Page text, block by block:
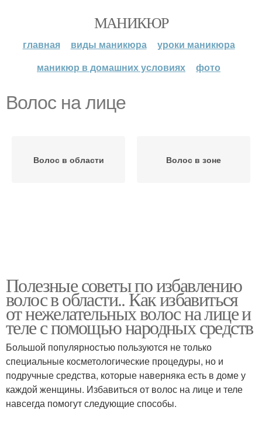
МАНИКЮР
главная виды маникюра
уроки маникюра
маникюр в домашних условиях
фото
Волос на лице
Волос в области Волос в зоне
Полезные советы по избавлению
волос в области.. Как избавиться
от нежелательных волос на лице и
теле с помощью народных средств
Большой популярностью пользуются не только
специальные косметологические процедуры, но и
подручные средства, которые наверняка есть в доме у
каждой женщины. Избавиться от волос на лице и теле
навсегда помогут следующие способы.